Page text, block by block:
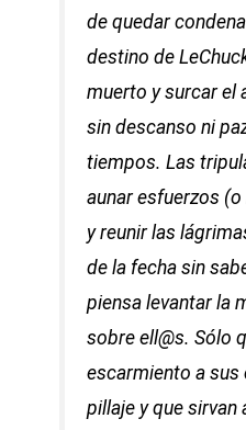
de quedar
destino de
muerto y surcar el
sin descanso ni
tiempos. Las
aunar esfuerzos (o
y reunir las
de la fecha sin
piensa levantar la
sobre ell@s. Sólo
escarmiento a sus
pillaje y que sirvan